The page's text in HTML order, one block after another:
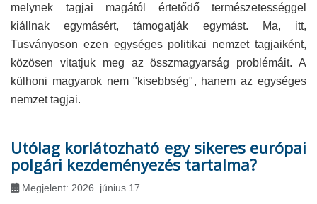
melynek tagjai magától értetődő természetességgel
kiállnak egymásért, támogatják egymást. Ma, itt,
Tusványoson ezen egységes politikai nemzet tagjaiként,
közösen vitatjuk meg az összmagyarság problémáit. A
külhoni magyarok nem "kisebbség", hanem az egységes
nemzet tagjai.
Utólag korlátozható egy sikeres európai
polgári kezdeményezés tartalma?
Megjelent: 2026. június 17